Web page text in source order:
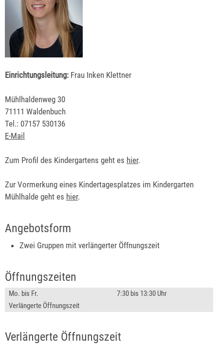
Einrichtungsleitung: Frau Inken Klettner
Mühlhaldenweg 30
71111 Waldenbuch
Tel.: 07157 530136
E-Mail
Zum Profil des Kindergartens geht es hier.
Zur Vormerkung eines Kindertagesplatzes im Kindergarten
Mühlhalde geht es hier.
Angebotsform
Zwei Gruppen mit verlängerter Öffnungszeit
Öffnungszeiten
Mo. bis Fr.
Verlängerte Öffnungszeit
7:30 bis 13:30 Uhr
Verlängerte Öffnungszeit